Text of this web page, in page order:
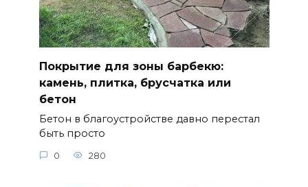
Покрытие для зоны барбекю:
камень, плитка, брусчатка или
бетон
Бетон в благоустройстве давно перестал
быть просто
0 280